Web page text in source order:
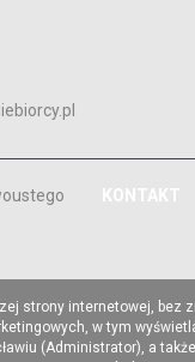
KONTAKT
strony internetowej,
w tym
(Administrator), a